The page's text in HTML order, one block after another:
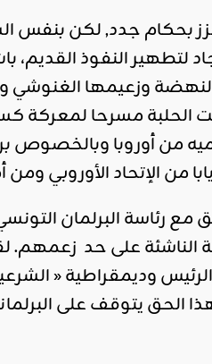
لتطهير النفوذ
وزعيمها الغنوشي
مسرحا لمعركة
من أوروبا
من الإتحاد الأوروبي
مع رئاسة البرلمان
الناشئة على حد
الرئيس وديمقراطية «
يتوقف على